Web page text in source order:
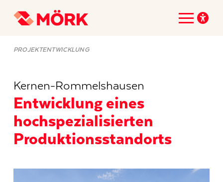
PROJEKTENTWICKLUNG
Kernen-Rommelshausen
Entwicklung eines
hochspezialisierten
Produktionsstandorts